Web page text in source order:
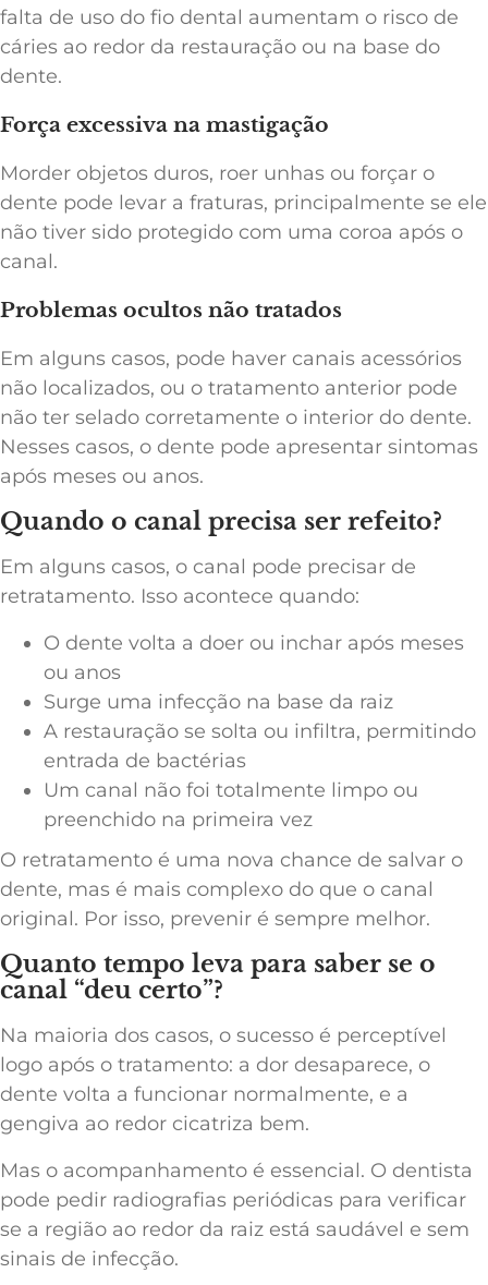
falta de uso do fio dental aumentam o risco de
cáries ao redor da restauração ou na base do
dente.
Força excessiva na mastigação
Morder objetos duros, roer unhas ou forçar o
dente pode levar a fraturas, principalmente se ele
não tiver sido protegido com uma coroa após o
canal.
Problemas ocultos não tratados
Em alguns casos, pode haver canais acessórios
não localizados, ou o tratamento anterior pode
não ter selado corretamente o interior do dente.
Nesses casos, o dente pode apresentar sintomas
após meses ou anos.
Quando o canal precisa ser refeito?
Em alguns casos, o canal pode precisar de
retratamento. Isso acontece quando:
O dente volta a doer ou inchar após meses
ou anos
Surge uma infecção na base da raiz
A restauração se solta ou infiltra, permitindo
entrada de bactérias
Um canal não foi totalmente limpo ou
preenchido na primeira vez
O retratamento é uma nova chance de salvar o
dente, mas é mais complexo do que o canal
original. Por isso, prevenir é sempre melhor.
Quanto tempo leva para saber se o
canal “deu certo”?
Na maioria dos casos, o sucesso é perceptível
logo após o tratamento: a dor desaparece, o
dente volta a funcionar normalmente, e a
gengiva ao redor cicatriza bem.
Mas o acompanhamento é essencial. O dentista
pode pedir radiografias periódicas para verificar
se a região ao redor da raiz está saudável e sem
sinais de infecção.